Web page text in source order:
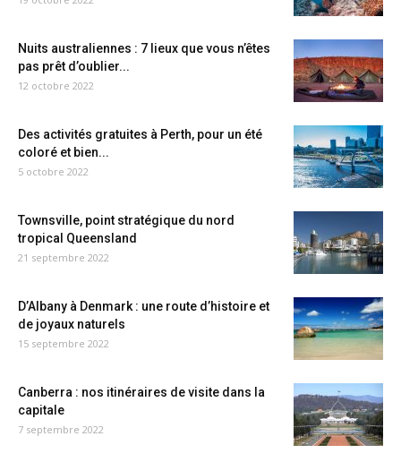
Nuits australiennes : 7 lieux que vous n’êtes
pas prêt d’oublier...
12 octobre 2022
Des activités gratuites à Perth, pour un été
coloré et bien...
5 octobre 2022
Townsville, point stratégique du nord
tropical Queensland
21 septembre 2022
D’Albany à Denmark : une route d’histoire et
de joyaux naturels
15 septembre 2022
Canberra : nos itinéraires de visite dans la
capitale
7 septembre 2022